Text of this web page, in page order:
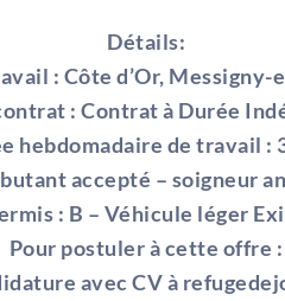
Détails:
: Côte d’Or, Messigny-
: Contrat à Durée
hebdomadaire de travail :
accepté – soigneur
: B – Véhicule léger
Pour postuler à cette offre :
avec CV à